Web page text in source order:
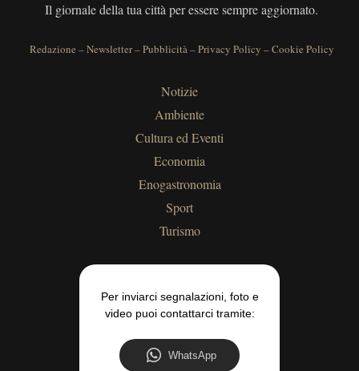
Il giornale della tua città per essere sempre aggiornato.
Redazione –Newsletter–Pubblicità–Privacy Policy –Cookie Policy
Notizie
Ambiente
Cultura ed Eventi
Economia
Enogastronomia
Sport
Turismo
Per inviarci segnalazioni, foto e
video puoi contattarci tramite:
WhatsApp